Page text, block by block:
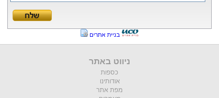
בניית אתרים
ניווט באתר
כספות
אודותינו
מפת אתר